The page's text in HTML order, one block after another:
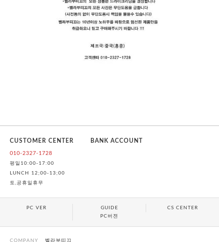
CUSTOMER CENTER
010-2327-1728
평일10:00-17:00
LUNCH 12;00-13;00
토,공휴일휴무
BANK ACCOUNT
PC VER GUIDE
CS CENTER
PC버젼
COMPANY 벨라부띠끄